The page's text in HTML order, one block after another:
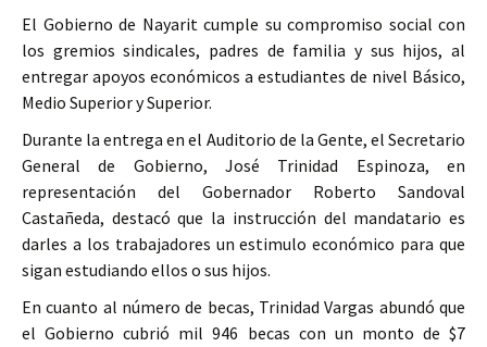
El Gobierno de Nayarit cumple su compromiso social con
los gremios sindicales, padres de familia y sus hijos, al
entregar apoyos económicos a estudiantes de nivel Básico,
Medio Superior y Superior.
Durante la entrega en el Auditorio de la Gente, el Secretario
General de Gobierno, José Trinidad Espinoza, en
representación del Gobernador Roberto Sandoval
Castañeda, destacó que la instrucción del mandatario es
darles a los trabajadores un estimulo económico para que
sigan estudiando ellos o sus hijos.
En cuanto al número de becas, Trinidad Vargas abundó que
el Gobierno cubrió mil 946 becas con un monto de $7